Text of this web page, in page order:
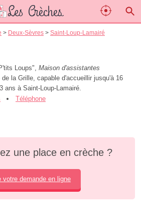
> Deux-Sèvres > Saint-Loup-Lamairé
Loups", Maison d'assistantes
la Grille, capable d'accueillir jusqu'à 16
ans à Saint-Loup-Lamairé.
Téléphone
une place en crèche ?
votre demande en ligne